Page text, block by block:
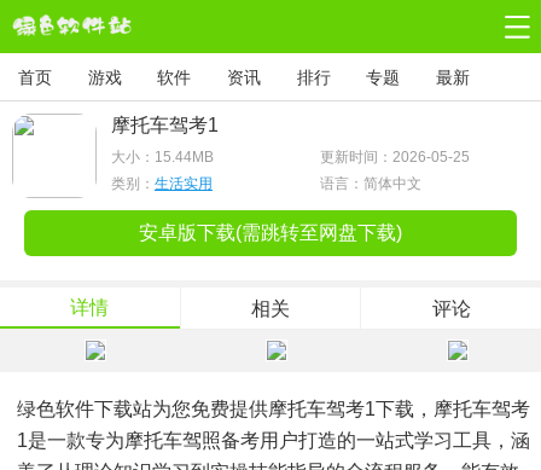
首页 游戏 软件 资讯 排行 专题 最新
摩托车驾考1
大小： 15.44MB
更新时间：2026-05-25
类别： 生活实用 语言：简体中文
安卓版下载(需跳转至网盘下载)
详情 相关 评论
绿色软件下载站为您免费提供摩托车驾考1下载，摩托车驾考
1是一款专为摩托车驾照备考用户打造的一站式学习工具，涵